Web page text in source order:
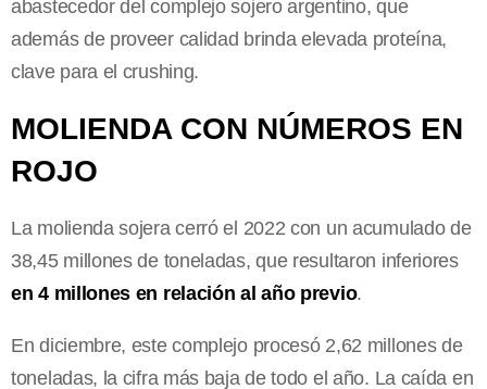
abastecedor del complejo sojero argentino, que
además de proveer calidad brinda elevada proteína,
clave para el crushing.
MOLIENDA CON NÚMEROS EN
ROJO
La molienda sojera cerró el 2022 con un acumulado de
38,45 millones de toneladas, que resultaron inferiores
en 4 millones en relación al año previo.
En diciembre, este complejo procesó 2,62 millones de
toneladas, la cifra más baja de todo el año. La caída en